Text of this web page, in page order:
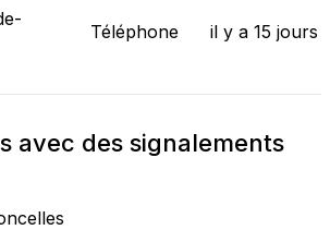
Téléphone il y a 15 jours
avec des signalements